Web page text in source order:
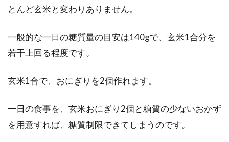
になるカロリーは？
パンの種類も豊富で、どれにしようか悩みます
よね。そんなたくさんのパンのなかには、名前
を聞くだ...
お米とパンだとどちらが安い？色々
な面から比較してみよう
とんど玄米と変わりありません。
一般的な一日の糖質量の目安は140gで、玄米1合分を
若干上回る程度です。
玄米1合で、おにぎりを2個作れます。
一日の食事を、玄米おにぎり2個と糖質の少ないおかず
を用意すれば、糖質制限できてしまうのです。